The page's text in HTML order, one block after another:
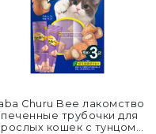
Churu Bee лакомство
трубочки для
кошек с тунцом